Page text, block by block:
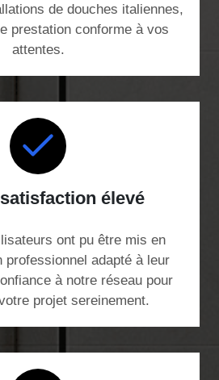
de douches italiennes,
prestation conforme à vos
attentes.
élevé
ont pu être mis en
professionnel adapté à leur
à notre réseau pour
projet sereinement.